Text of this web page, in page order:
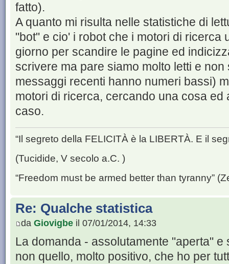
fatto).
A quanto mi risulta nelle statistiche di
"bot" e cio' i robot che i motori di ricerca
giorno per scandire le pagine ed
scrivere ma pare siamo molto letti e
messaggi recenti hanno numeri bassi)
motori di ricerca, cercando una cosa ed
caso.
“Il segreto della FELICITÀ è la LIBERTÀ. E il
(Tucidide, V secolo a.C. )
“Freedom must be armed better than tyranny”
Re: Qualche statistica
da Giovigbe il 07/01/2014, 14:33
La domanda - assolutamente "aperta"
non quello, molto positivo, che ho per